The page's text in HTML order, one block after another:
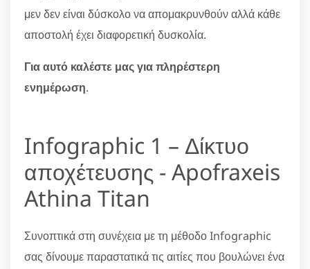
μεν δεν είναι δύσκολο να απομακρυνθούν αλλά κάθε
αποστολή έχει διαφορετική δυσκολία.
Για αυτό καλέστε μας για πληρέστερη
ενημέρωση.
Infographic 1 – Δίκτυο
αποχέτευσης - Apofraxeis
Athina Titan
Συνοπτικά στη συνέχεια με τη μέθοδο Infographic
σας δίνουμε παραστατικά τις αιτίες που βουλώνει ένα